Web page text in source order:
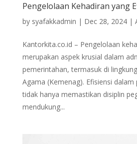
Pengelolaan Kehadiran yang
by syafakkadmin | Dec 28, 2024|
Kantorkita.co.id – Pengelolaan
merupakan aspek krusial dalam
pemerintahan, termasuk di
Agama (Kemenag). Efisiensi dalam
tidak hanya memastikan disiplin
mendukung...